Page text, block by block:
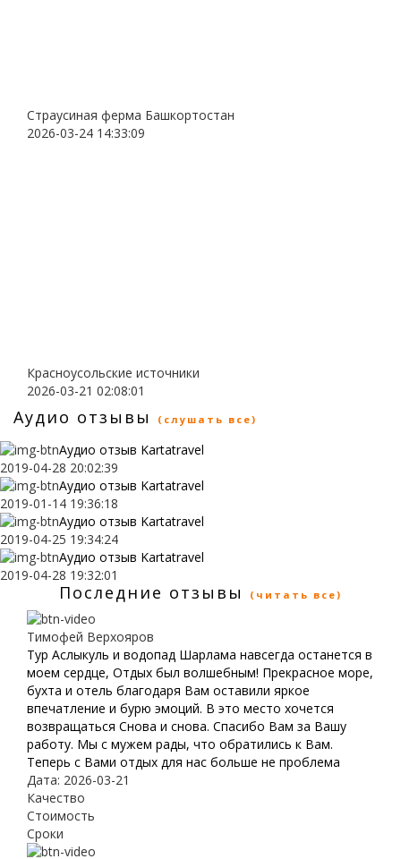
Страусиная ферма Башкортостан
2026-03-24 14:33:09
Красноусольские источники
2026-03-21 02:08:01
Аудио отзывы (слушать все)
Аудио отзыв Kartatravel
2019-04-28 20:02:39
Аудио отзыв Kartatravel
2019-01-14 19:36:18
Аудио отзыв Kartatravel
2019-04-25 19:34:24
Аудио отзыв Kartatravel
2019-04-28 19:32:01
Последние отзывы (читать все)
Тимофей Верхояров
Тур Аслыкуль и водопад Шарлама навсегда останется в
моем сердце, Отдых был волшебным! Прекрасное море,
бухта и отель благодаря Вам оставили яркое
впечатление и бурю эмоций. В это место хочется
возвращаться Снова и снова. Спасибо Вам за Вашу
работу. Мы с мужем рады, что обратились к Вам.
Теперь с Вами отдых для нас больше не проблема
Дата: 2026-03-21
Качество
Стоимость
Сроки